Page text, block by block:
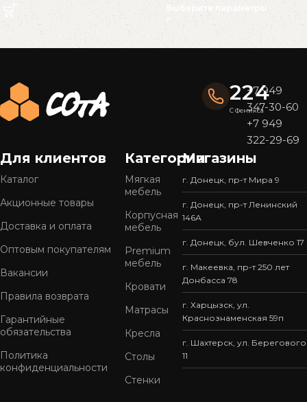
Выберите параметры
Read More
224
С Феникса
+7 949
347-30-60
+7 949
322-29-69
Для клиентов
Каталог
Акционные товары
Доставка и оплата
Оптовым покупателям
Вакансии
Правила возврата
Гарантийные
обязательства
Политика
конфиденциальности
Категории
Мягкая
мебель
Корпусная
мебель
Premium
мебель
Кровати
Матрасы
Кресла
Столы
Стенки
Магазины
г. Донецк, пр-т Мира 9
г. Донецк, пр-т Ленинский
146А
г. Донецк, бул. Шевченко 17
г. Макеевка, пр-т 250 лет
Донбасса 78
г. Харцызск, ул.
Краснознаменская 59п
г. Шахтерск, ул. Берегового
11